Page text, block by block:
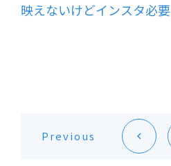
映えないけどインスタ必要
Previous